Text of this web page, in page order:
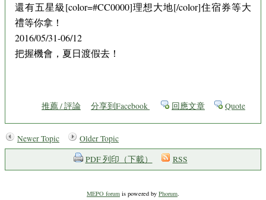
還有五星級[color=#CC0000]理想大地[/color]住宿券等大
禮等你拿！
2016/05/31-06/12
把握機會，夏日渡假去！
推薦 / 評論 分享到Facebook 回應文章 Quote
Newer Topic
Older Topic
PDF 列印（下載）
RSS
MEPO forum is powered by Phorum.